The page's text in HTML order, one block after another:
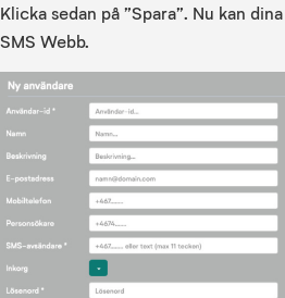
Klicka sedan på ”Spara”. Nu kan
SMS Webb.